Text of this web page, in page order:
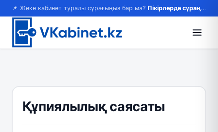
📌 Жеке кабинет туралы сұрағыңыз бар ма? Пікірлерде сұраңыз — жауап береміз!
Құпиялылық саясаты